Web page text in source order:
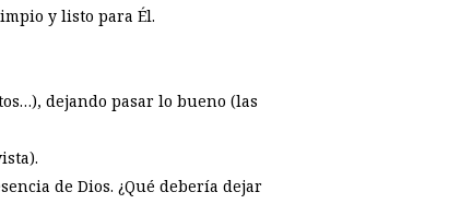
y listo para Él.
dejando pasar lo bueno (las
de Dios. ¿Qué debería dejar